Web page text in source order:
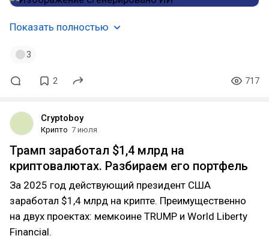
Показать полностью
3
2 717
Cryptoboy
Крипто 7 июля
Трамп заработал $1,4 млрд на
криптовалютах. Разбираем его портфель
За 2025 год действующий президент США
заработал $1,4 млрд на крипте. Преимущественно
на двух проектах: мемкоине TRUMP и World Liberty
Financial.